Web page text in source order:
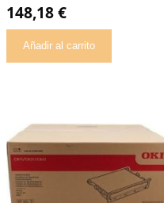
148,18 €
Añadir al carrito